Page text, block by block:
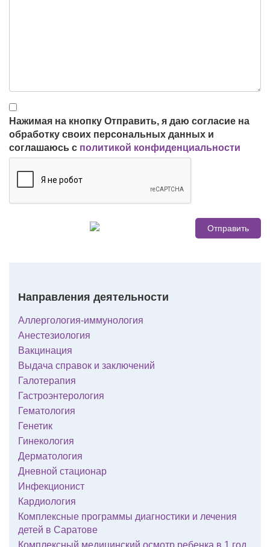
Нажимая на кнопку Отправить, я даю согласие на
обработку своих персональных данных и
соглашаюсь с политикой конфиденциальности
Направления деятельности
Аллергология-иммунология
Анестезиология
Вакцинация
Выдача справок и заключений
Галотерапия
Гастроэнтерология
Гематология
Генетик
Гинекология
Дерматология
Дневной стационар
Инфекционист
Кардиология
Комплексные программы диагностики и лечения
детей в Саратове
Комплексный медицинский осмотр ребенка в 1 год